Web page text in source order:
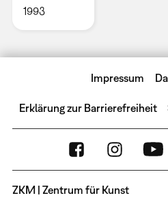
1993
Impressum
Erklärung zur Barrierefreiheit
ZKM | Zentrum für Kunst